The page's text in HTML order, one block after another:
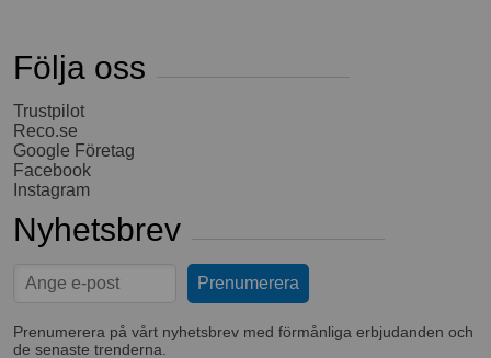
Följa oss
Trustpilot
Reco.se
Google Företag
Facebook
Instagram
Nyhetsbrev
Prenumerera på vårt nyhetsbrev med förmånliga erbjudanden och
de senaste trenderna.